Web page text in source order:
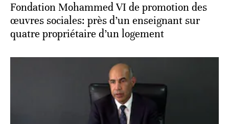
Fondation Mohammed VI de promotion des
œuvres sociales: près d’un enseignant sur
quatre propriétaire d’un logement